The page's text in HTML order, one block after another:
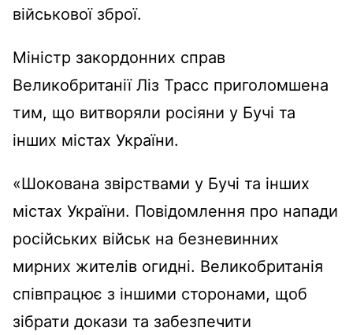
військової зброї.
Міністр закордонних справ
Великобританії Ліз Трасс приголомшена
тим, що витворяли росіяни у Бучі та
інших містах України.
«Шокована звірствами у Бучі та інших
містах України. Повідомлення про напади
російських військ на безневинних
мирних жителів огидні. Великобританія
співпрацює з іншими сторонами, щоб
зібрати докази та забезпечити